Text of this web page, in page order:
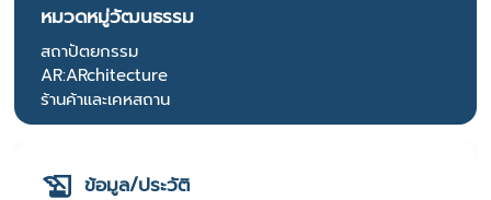
หมวดหมู่วัฒนธรรม
สถาปัตยกรรม
AR:ARchitecture
ร้านค้าและเคหสถาน
ข้อมูล/ประวัติ